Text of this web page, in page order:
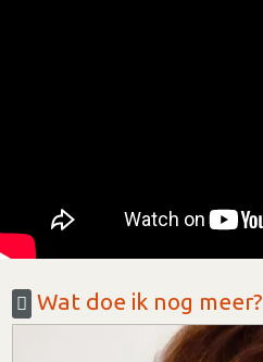
Wat doe ik nog meer?